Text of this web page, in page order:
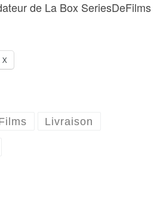
de La Box SeriesDeFilms
X
Livraison